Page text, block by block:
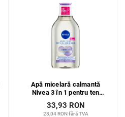
Apă micelară calmantă
Nivea 3 în 1 pentru ten
28,04 RON fără TVA
33,93 RON